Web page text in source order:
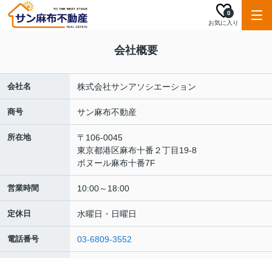
お気に入り
0
会社概要
会社名 株式会社サンアソシエーション
商号 サン麻布不動産
所在地
〒106-0045
東京都港区麻布十番２丁目19-8
ボヌール麻布十番7F
営業時間 10:00～18:00
定休日 水曜日・日曜日
電話番号 03-6809-3552